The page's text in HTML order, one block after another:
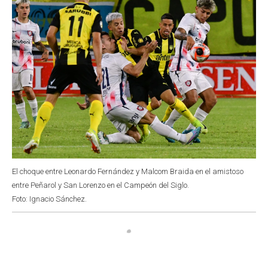
El choque entre Leonardo Fernández y Malcom Braida en el amistoso
entre Peñarol y San Lorenzo en el Campeón del Siglo.
Foto: Ignacio Sánchez.